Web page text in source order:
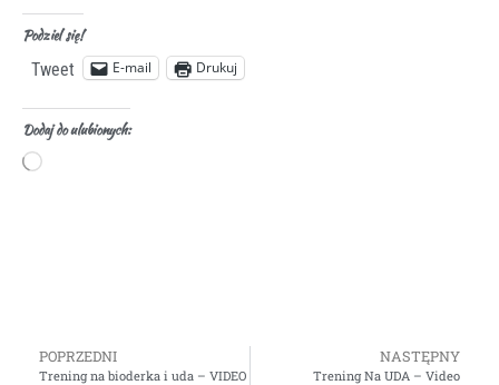
Podziel się!
Tweet E-mail Drukuj
Dodaj do ulubionych:
POPRZEDNI
Trening na bioderka i uda – VIDEO
NASTĘPNY
Trening Na UDA – Video